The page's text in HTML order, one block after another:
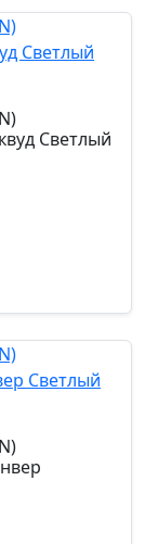
Светлый